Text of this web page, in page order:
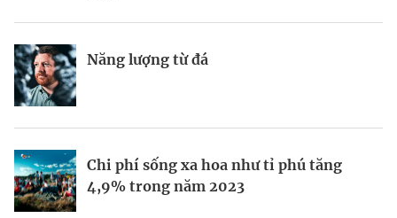
Năng lượng từ đá
Chi phí sống xa hoa như tỉ phú tăng
4,9% trong năm 2023
Nếu biết tận dụng, AI sẽ giúp điều hành
công ty tốt hơn
Định vị doanh nghiệp Việt trên bản đồ
kinh tế toàn cầu
Kết nối liên vùng: Đòn bẩy chiến lược
Mukesh Ambani sắp chuyển giao quyền
điều hành Reliance Industries cho các